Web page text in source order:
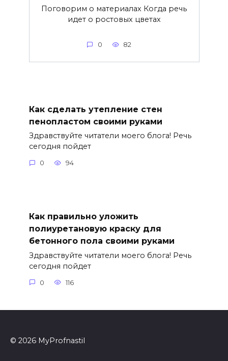
Поговорим о материалах Когда речь
идет о ростовых цветах
0 82
Как сделать утепление стен
пенопластом своими руками
Здравствуйте читатели моего блога! Речь
сегодня пойдет
0 94
Как правильно уложить
полиуретановую краску для
бетонного пола своими руками
Здравствуйте читатели моего блога! Речь
сегодня пойдет
0 116
© 2026 MyProfnastil